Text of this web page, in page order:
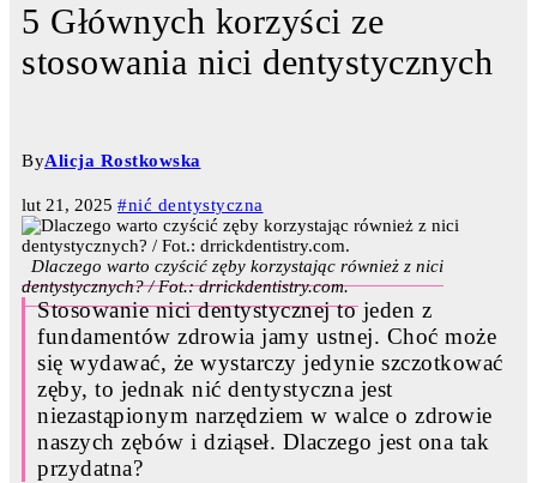
5 Głównych korzyści ze
stosowania nici dentystycznych
ByAlicja Rostkowska
lut 21, 2025 #nić dentystyczna
Dlaczego warto czyścić zęby korzystając również z nici
dentystycznych? / Fot.: drrickdentistry.com.
Stosowanie nici dentystycznej to jeden z
fundamentów zdrowia jamy ustnej. Choć może
się wydawać, że wystarczy jedynie szczotkować
zęby, to jednak nić dentystyczna jest
niezastąpionym narzędziem w walce o zdrowie
naszych zębów i dziąseł. Dlaczego jest ona tak
przydatna?